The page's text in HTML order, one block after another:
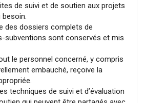
de suivi et de soutien aux projets
des dossiers complets de
subventions sont conservés et mis
le personnel concerné, y compris
embauché, reçoive la
techniques de suivi et d’évaluation